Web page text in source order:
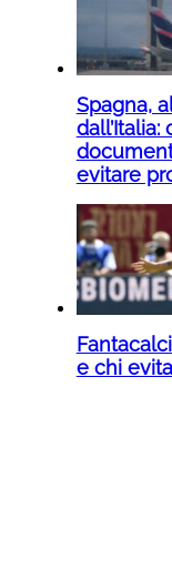
Spagna,
evitare
e chi